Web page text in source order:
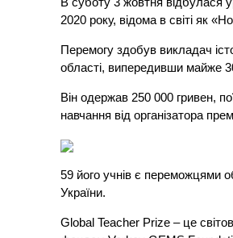
2020 року, відома в світі як
Перемогу здобув викладач
області, випередивши майже
Він одержав 250 000 гривен,
навчання від організатора
59 його учнів є переможцями
України.
Global Teacher Prize – це